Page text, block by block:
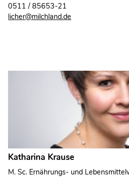
0511 / 85653-21
licher@milchland.de
Katharina Krause
M. Sc. Ernährungs- und